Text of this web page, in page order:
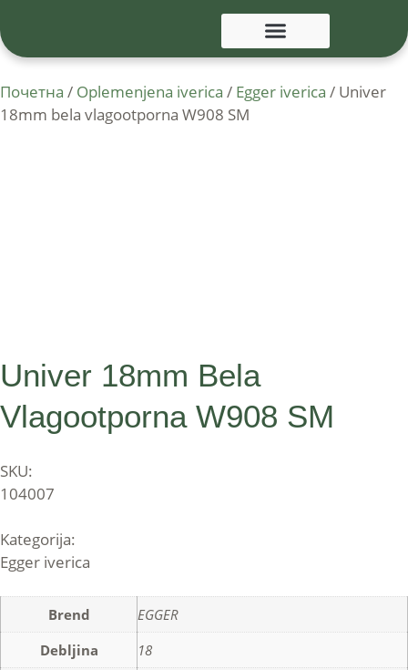
Почетна / Oplemenjena iverica / Egger iverica / Univer
18mm bela vlagootporna W908 SM
Univer 18mm Bela
Vlagootporna W908 SM
SKU:
104007
Kategorija:
Egger iverica
Brend
EGGER
Debljina
18